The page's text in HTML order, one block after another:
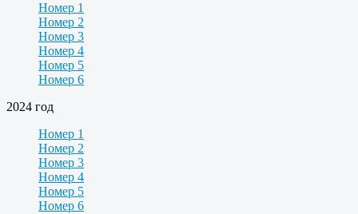
Номер 1
Номер 2
Номер 3
Номер 4
Номер 5
Номер 6
2024 год
Номер 1
Номер 2
Номер 3
Номер 4
Номер 5
Номер 6